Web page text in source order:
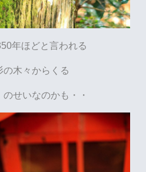
年ほどと言われる
の木々からくる
のせいなのかも・・